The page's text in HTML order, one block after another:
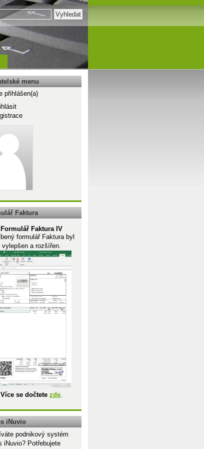
menu
přihlášen(a)
Faktura
Formulář Faktura IV
formulář Faktura byl
vylepšen a rozšířen.
Více se dočtete zde.
iNuvio
podnikový systém
iNuvio? Potřebujete